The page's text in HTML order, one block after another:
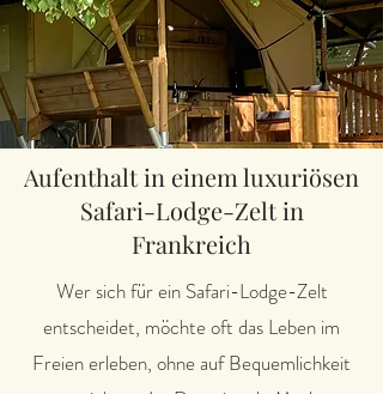
Aufenthalt in einem luxuriösen
Safari-Lodge-Zelt in
Frankreich
Wer sich für ein Safari-Lodge-Zelt
entscheidet, möchte oft das Leben im
Freien erleben, ohne auf Bequemlichkeit